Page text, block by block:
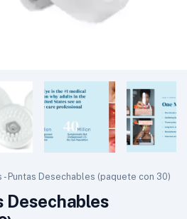
- Puntas Desechables (paquete con 30)
Desechables